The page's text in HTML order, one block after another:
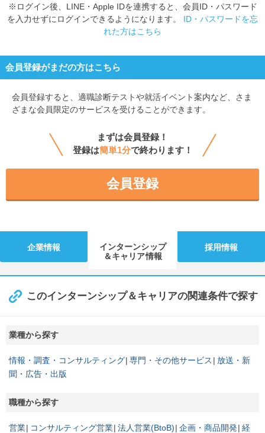
※ログイン後、LINE・Apple IDを連携すると、会員ID・パスワード
を入力せずにログインできるようになります。 ID・パスワードを忘
れた方はこちら
会員登録がまだの方はこちら
会員登録すると、 適職診断テストや就活イベント案内など、さま
ざまな会員限定のサービスを受けることができます。
まずは会員登録！
登録は簡単1分で終わります！
会員登録
企業情報
インターンシップ
＆キャリア情報
採用情報
このインターンシップ＆キャリアの関連条件で探す
業種から探す
情報・調査・コンサルティング 専門・その他サービス
放送・新
聞・広告・出版
職種から探す
営業 コンサルティング営業 法人営業(BtoB) 企画・商品開発 経